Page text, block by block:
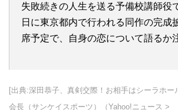
失敗続きの人生を送る予備校講師役
日に東京都内で行われる同作の完成
席予定で、自身の恋について語るか
[出典:深田恭子、真剣交際！お相手はシーラホー
会長（サンケイスポーツ）（Yahoo!ニュース >